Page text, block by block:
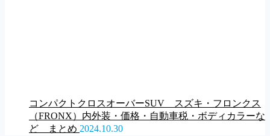
コンパクトクロスオーバーSUV スズキ・フロンクス
（FRONX）内外装・価格・自動車税・ボディカラーな
ど まとめ 2024.10.30